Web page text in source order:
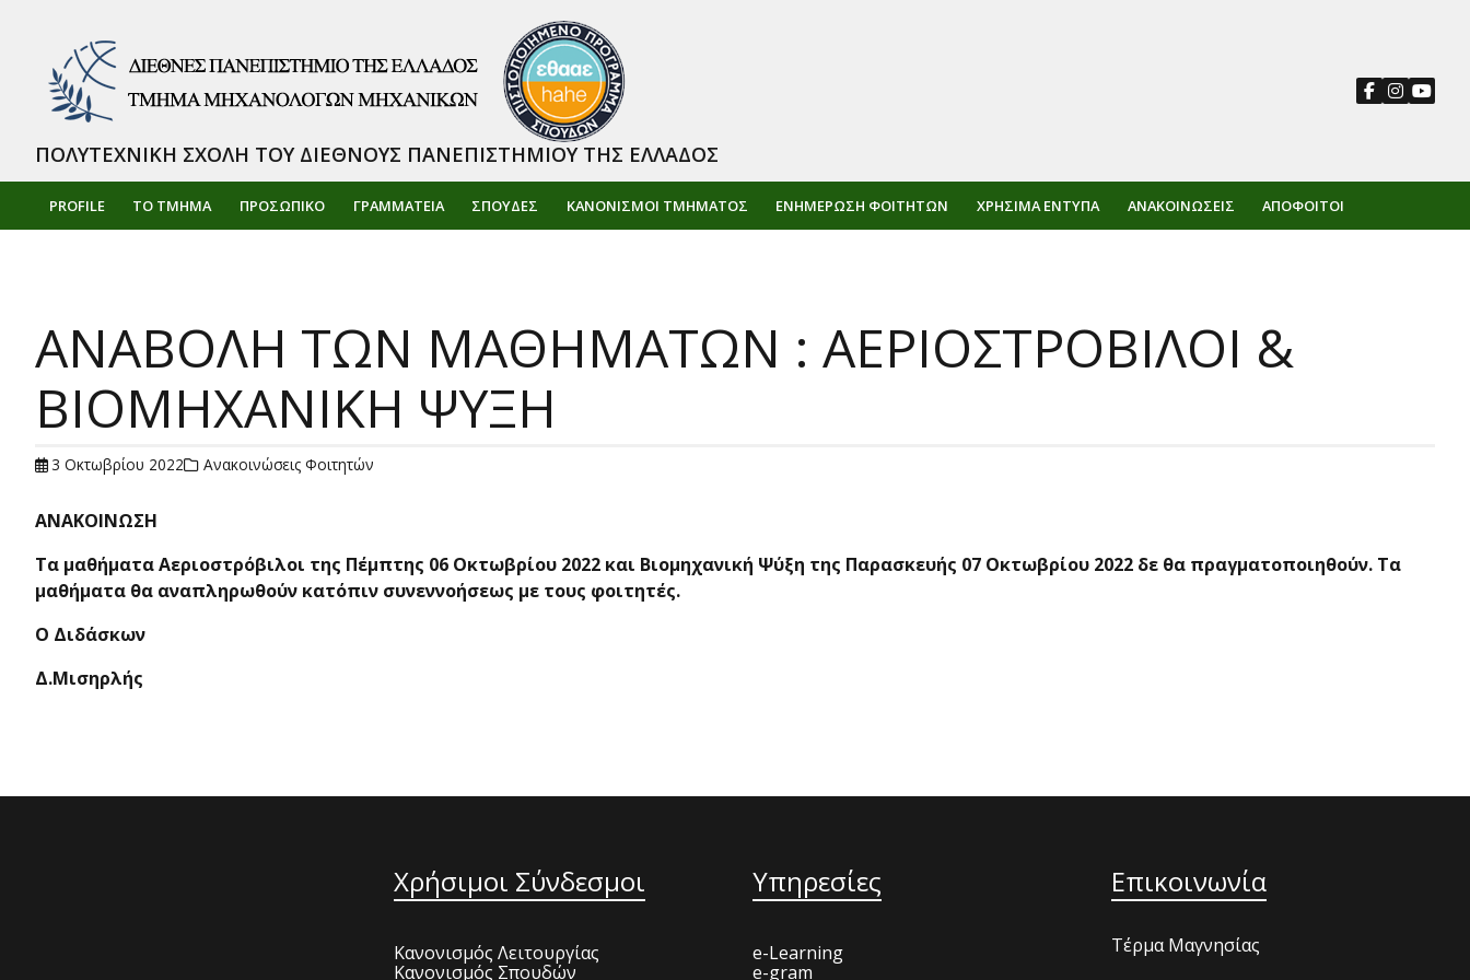
PROFILE ΤΟ ΤΜΗΜΑ ΠΡΟΣΩΠΙΚΌ ΓΡΑΜΜΑΤΕΙΑ ΣΠΟΥΔΕΣ ΚΑΝΟΝΙΣΜΟΙ ΤΜΗΜΑΤΟΣ ΕΝΗΜΈΡΩΣΗ ΦΟΙΤΗΤΏΝ ΧΡΉΣΙΜΑ ΈΝΤΥΠΑ ΑΝΑΚΟΙΝΏΣΕΙΣ ΑΠΌΦΟΙΤΟΙ
ΠΟΛΥΤΕΧΝΙΚΗ ΣΧΟΛΗ ΤΟΥ ΔΙΕΘΝΟΥΣ ΠΑΝΕΠΙΣΤΗΜΙΟΥ ΤΗΣ ΕΛΛΑΔΟΣ
ΑΝΑΒΟΛΗ ΤΩΝ ΜΑΘΗΜΑΤΩΝ : ΑΕΡΙΟΣΤΡΟΒΙΛΟΙ &
ΒΙΟΜΗΧΑΝΙΚΗ ΨΥΞΗ
3 Οκτωβρίου 2022 Ανακοινώσεις Φοιτητών
ΑΝΑΚΟΙΝΩΣΗ
Τα μαθήματα Αεριοστρόβιλοι της Πέμπτης 06 Οκτωβρίου 2022 και Βιομηχανική Ψύξη της Παρασκευής 07 Οκτωβρίου 2022 δε θα πραγματοποιηθούν. Τα
μαθήματα θα αναπληρωθούν κατόπιν συνεννοήσεως με τους φοιτητές.
Ο Διδάσκων
Δ.Μισηρλής
Χρήσιμοι Σύνδεσμοι
Κανονισμός Λειτουργίας
Κανονισμός Σπουδών
Υπηρεσίες
e-Learning
e-gram
Επικοινωνία
Τέρμα Μαγνησίας